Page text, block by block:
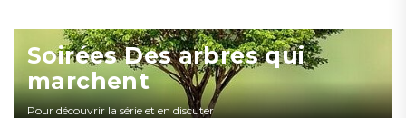
Soirées Des arbres qui
marchent
Pour découvrir la série et en discuter